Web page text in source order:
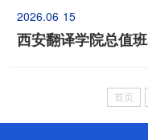
的选拔，决定推选我校2件
学生创业计划竞赛。现对
15
2026.06
西安翻译学院总值
首页